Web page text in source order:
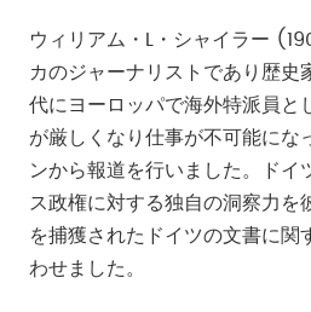
ウィリアム・L・シャイラー
カのジャーナリストであり歴史
代にヨーロッパで海外特派員と
が厳しくなり仕事が不可能にな
ンから報道を行いました。ドイ
ス政権に対する独自の洞察力を
を捕獲されたドイツの文書に関
わせました。